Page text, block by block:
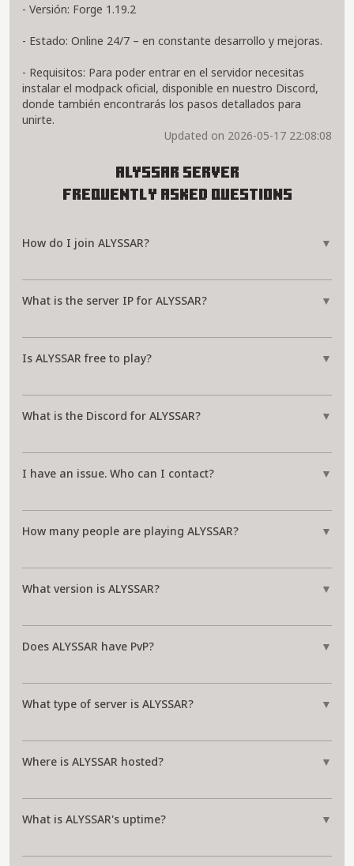
- Versión: Forge 1.19.2
- Estado: Online 24/7 – en constante desarrollo y mejoras.
- Requisitos: Para poder entrar en el servidor necesitas
instalar el modpack oficial, disponible en nuestro Discord,
donde también encontrarás los pasos detallados para
unirte.
Updated on 2026-05-17 22:08:08
ALYSSAR Server
Frequently Asked Questions
How do I join ALYSSAR? ▼
What is the server IP for ALYSSAR? ▼
Is ALYSSAR free to play? ▼
What is the Discord for ALYSSAR? ▼
I have an issue. Who can I contact? ▼
How many people are playing ALYSSAR? ▼
What version is ALYSSAR? ▼
Does ALYSSAR have PvP? ▼
What type of server is ALYSSAR? ▼
Where is ALYSSAR hosted? ▼
What is ALYSSAR's uptime? ▼